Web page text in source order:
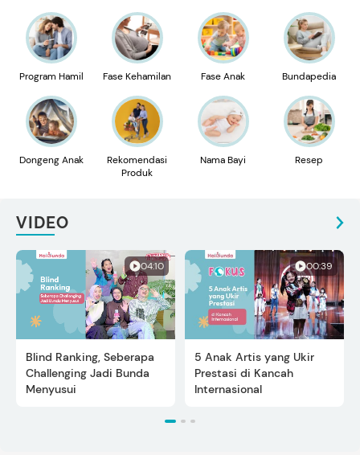
Program Hamil Fase Kehamilan Fase Anak Bundapedia
Dongeng Anak
Rekomendasi
Produk
Nama Bayi Resep
VIDEO
04:10
Blind Ranking, Seberapa
Challenging Jadi Bunda
Menyusui
00:39
5 Anak Artis yang Ukir
Prestasi di Kancah
Internasional